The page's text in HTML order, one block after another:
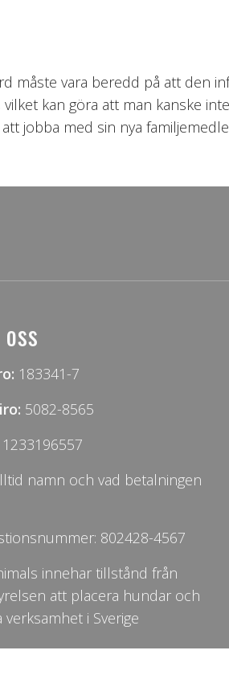
måste vara beredd på att den
kan göra att man kanske
jobba med sin nya
183341-7
5082-8565
1233196557
namn och vad betalningen
802428-4567
innehar tillstånd från
att placera hundar och
verksamhet i Sverige